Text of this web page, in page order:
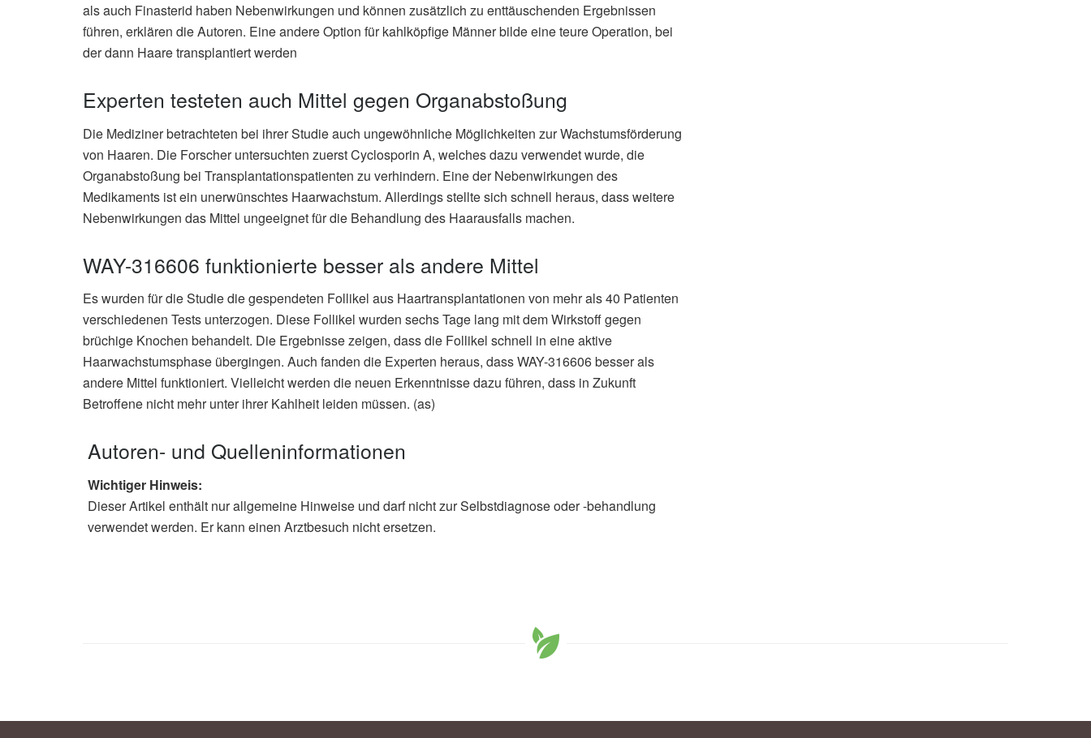
als auch Finasterid haben Nebenwirkungen und können zusätzlich zu enttäuschenden Ergebnissen
führen, erklären die Autoren. Eine andere Option für kahlköpfige Männer bilde eine teure Operation, bei
der dann Haare transplantiert werden
Experten testeten auch Mittel gegen Organabstoßung
Die Mediziner betrachteten bei ihrer Studie auch ungewöhnliche Möglichkeiten zur Wachstumsförderung
von Haaren. Die Forscher untersuchten zuerst Cyclosporin A, welches dazu verwendet wurde, die
Organabstoßung bei Transplantationspatienten zu verhindern. Eine der Nebenwirkungen des
Medikaments ist ein unerwünschtes Haarwachstum. Allerdings stellte sich schnell heraus, dass weitere
Nebenwirkungen das Mittel ungeeignet für die Behandlung des Haarausfalls machen.
WAY-316606 funktionierte besser als andere Mittel
Es wurden für die Studie die gespendeten Follikel aus Haartransplantationen von mehr als 40 Patienten
verschiedenen Tests unterzogen. Diese Follikel wurden sechs Tage lang mit dem Wirkstoff gegen
brüchige Knochen behandelt. Die Ergebnisse zeigen, dass die Follikel schnell in eine aktive
Haarwachstumsphase übergingen. Auch fanden die Experten heraus, dass WAY-316606 besser als
andere Mittel funktioniert. Vielleicht werden die neuen Erkenntnisse dazu führen, dass in Zukunft
Betroffene nicht mehr unter ihrer Kahlheit leiden müssen. (as)
Autoren- und Quelleninformationen
Wichtiger Hinweis:
Dieser Artikel enthält nur allgemeine Hinweise und darf nicht zur Selbstdiagnose oder -behandlung
verwendet werden. Er kann einen Arztbesuch nicht ersetzen.